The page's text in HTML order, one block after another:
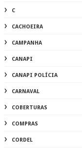
C
CACHOEIRA
CAMPANHA
CANAPI
CANAPI POLÍCIA
CARNAVAL
COBERTURAS
COMPRAS
CORDEL